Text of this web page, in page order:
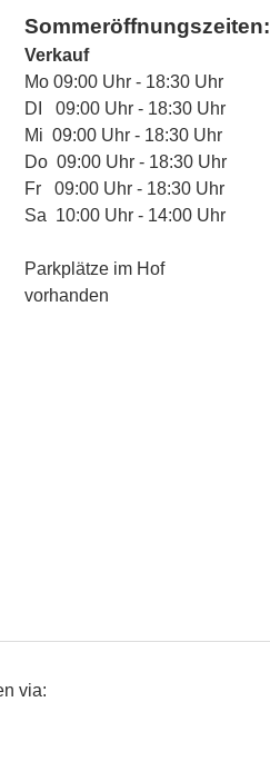
Sommeröffnungszeiten:
Verkauf
Mo 09:00 Uhr - 18:30 Uhr
DI 09:00 Uhr - 18:30 Uhr
Mi 09:00 Uhr - 18:30 Uhr
Do 09:00 Uhr - 18:30 Uhr
Fr 09:00 Uhr - 18:30 Uhr
Sa 10:00 Uhr - 14:00 Uhr
Parkplätze im Hof
vorhanden
via: